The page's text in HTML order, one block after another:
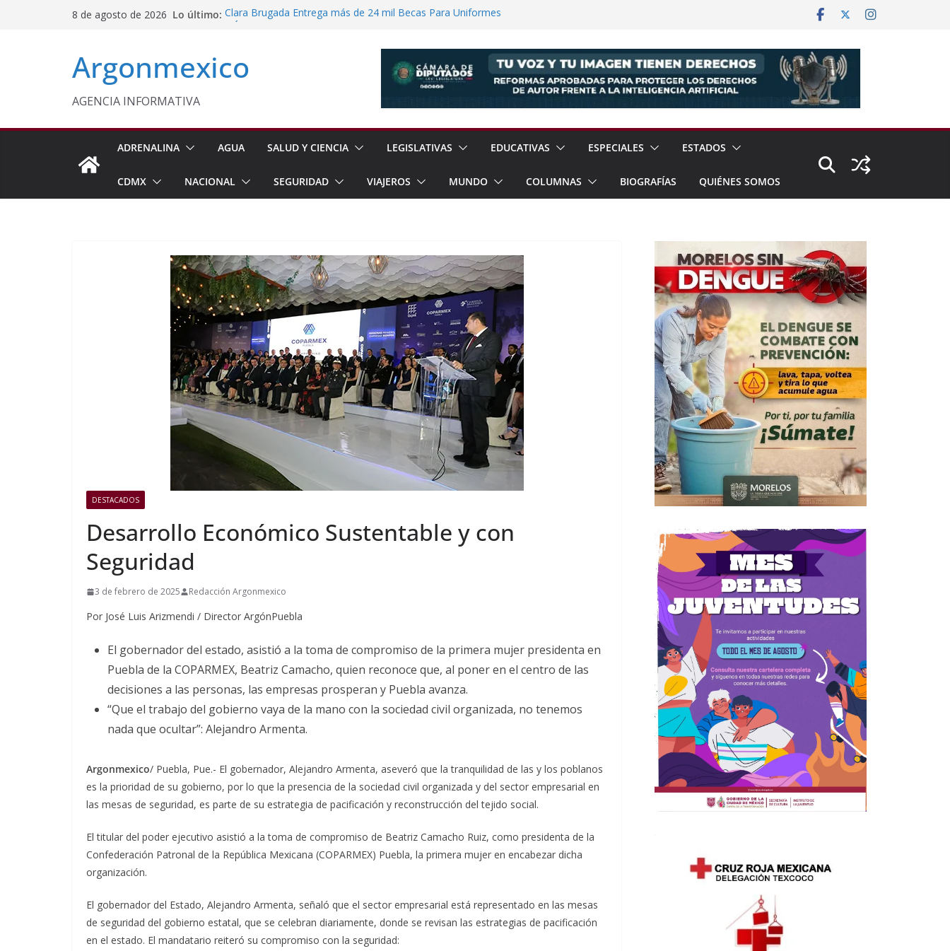
8 de agosto de 2026 Lo último: Clara Brugada Entrega más de 24 mil Becas Para Uniformes
Chimalhuacán
Sheinbaum Entrega Pensión Mujeres Bienestar a
y Perú
Argonmexico
AGENCIA INFORMATIVA
ADRENALINA AGUA SALUD Y CIENCIA LEGISLATIVAS EDUCATIVAS ESPECIALES ESTADOS
CDMX NACIONAL SEGURIDAD VIAJEROS MUNDO COLUMNAS BIOGRAFÍAS QUIÉNES SOMOS
DESTACADOS
Desarrollo Económico Sustentable y con
Seguridad
3 de febrero de 2025 Redacción Argonmexico
Por José Luis Arizmendi / Director ArgónPuebla
El gobernador del estado, asistió a la toma de compromiso de la primera mujer presidenta en
Puebla de la COPARMEX, Beatriz Camacho, quien reconoce que, al poner en el centro de las
decisiones a las personas, las empresas prosperan y Puebla avanza.
“Que el trabajo del gobierno vaya de la mano con la sociedad civil organizada, no tenemos
nada que ocultar”: Alejandro Armenta.
Argonmexico/ Puebla, Pue.- El gobernador, Alejandro Armenta, aseveró que la tranquilidad de las y los poblanos
es la prioridad de su gobierno, por lo que la presencia de la sociedad civil organizada y del sector empresarial en
las mesas de seguridad, es parte de su estrategia de pacificación y reconstrucción del tejido social.
El titular del poder ejecutivo asistió a la toma de compromiso de Beatriz Camacho Ruiz, como presidenta de la
Confederación Patronal de la República Mexicana (COPARMEX) Puebla, la primera mujer en encabezar dicha
organización.
El gobernador del Estado, Alejandro Armenta, señaló que el sector empresarial está representado en las mesas
de seguridad del gobierno estatal, que se celebran diariamente, donde se revisan las estrategias de pacificación
en el estado. El mandatario reiteró su compromiso con la seguridad: